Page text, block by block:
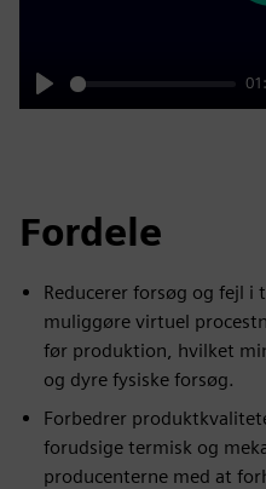
Play
Fordele
Reducerer forsøg og fejl
muliggøre virtuel
før produktion, hvilket
og dyre fysiske forsøg.
Forbedrer
forudsige termisk og
producenterne med at